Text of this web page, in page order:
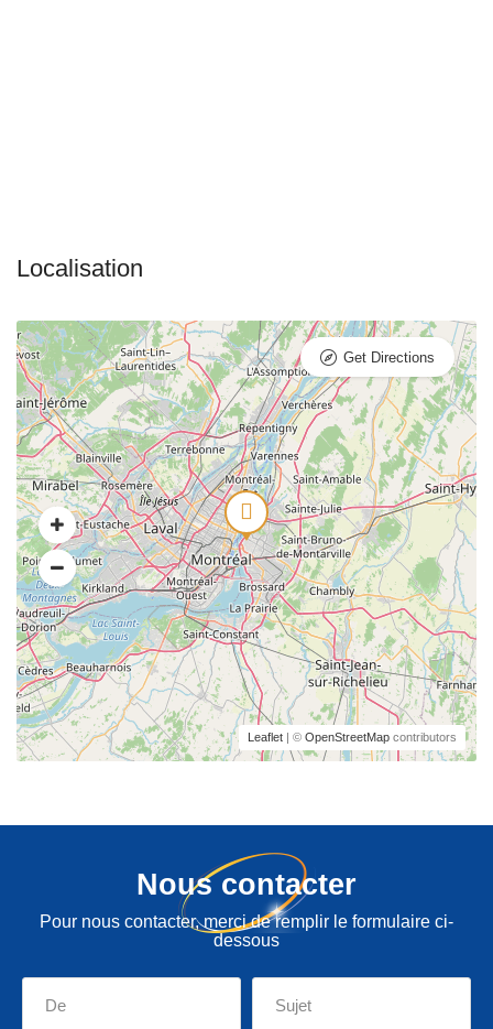
Leaflet | © OpenStreetMap contributors
Get Directions
Nous contacter
Pour nous contacter, merci de remplir le formulaire ci-
dessous